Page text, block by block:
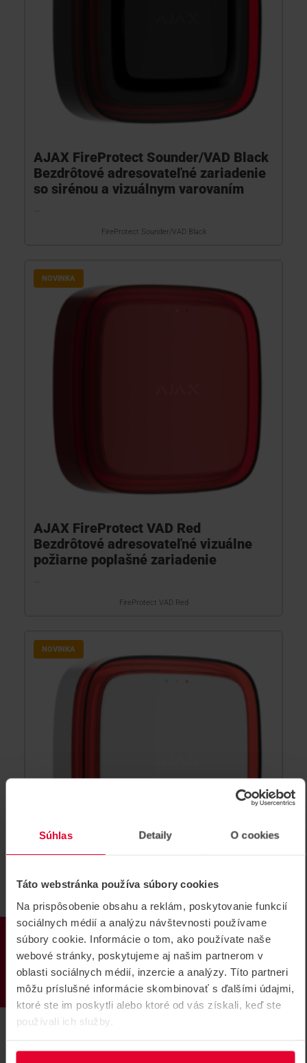
Súhlas Detaily O cookies
Táto webstránka používa súbory cookies
Na prispôsobenie obsahu a reklám, poskytovanie funkcií
sociálnych médií a analýzu návštevnosti používame
súbory cookie. Informácie o tom, ako používate naše
webové stránky, poskytujeme aj našim partnerom v
oblasti sociálnych médií, inzercie a analýzy. Títo partneri
môžu príslušné informácie skombinovať s ďalšími údajmi,
ktoré ste im poskytli alebo ktoré od vás získali, keď ste
používali ich služby.
PRODUKTY
AJAX FireProtect Sounder/VAD Black
Bezdrôtové adresovateľné zariadenie
so sirénou a vizuálnym varovaním
FireProtect Sounder/VAD Black
NOVINKA
AJAX FireProtect VAD Red
Bezdrôtové adresovateľné vizuálne
požiarne poplašné zariadenie
FireProtect VAD Red
NOVINKA
AJAX FireProtect VAD White
Bezdrôtové adresovateľné vizuálne
požiarne poplašné zariadenie
FireProtect VAD White
NOVINKA